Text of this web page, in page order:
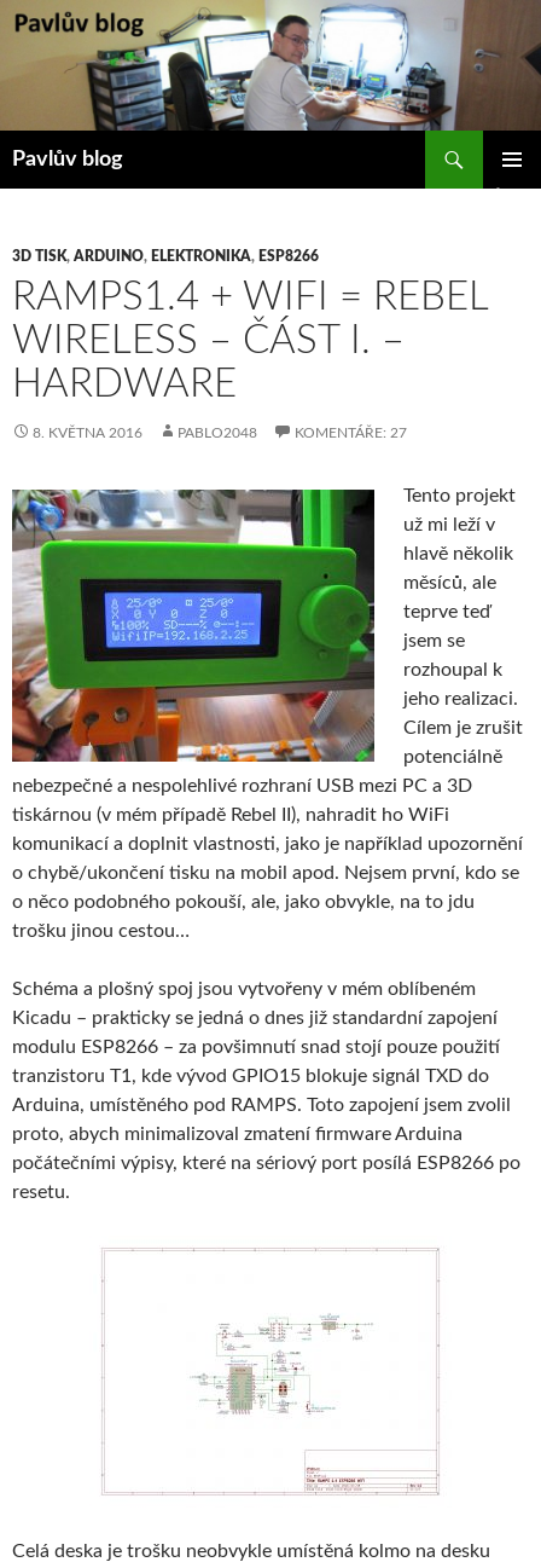
Přejít
Pavlův blog
3D TISK, ARDUINO, ELEKTRONIKA, ESP8266
RAMPS1.4 + WIFI = REBEL
WIRELESS – ČÁST I. –
HARDWARE
8. KVĚTNA 2016 PABLO2048 KOMENTÁŘE: 27
Tento projekt
už mi leží v
hlavě několik
měsíců, ale
teprve teď
jsem se
rozhoupal k
jeho realizaci.
Cílem je zrušit
potenciálně
nebezpečné a nespolehlivé rozhraní USB mezi PC a 3D
tiskárnou (v mém případě Rebel II), nahradit ho WiFi
komunikací a doplnit vlastnosti, jako je například upozornění
o chybě/ukončení tisku na mobil apod. Nejsem první, kdo se
o něco podobného pokouší, ale, jako obvykle, na to jdu
trošku jinou cestou…
Schéma a plošný spoj jsou vytvořeny v mém oblíbeném
Kicadu – prakticky se jedná o dnes již standardní zapojení
modulu ESP8266 – za povšimnutí snad stojí pouze použití
tranzistoru T1, kde vývod GPIO15 blokuje signál TXD do
Arduina, umístěného pod RAMPS. Toto zapojení jsem zvolil
proto, abych minimalizoval zmatení firmware Arduina
počátečními výpisy, které na sériový port posílá ESP8266 po
resetu.
Celá deska je trošku neobvykle umístěná kolmo na desku